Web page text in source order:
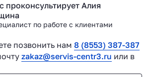
проконсультирует Алия
по работе с клиентами
позвонить нам 8 (8553) 387-387
zakaz@servis-centr3.ru или в